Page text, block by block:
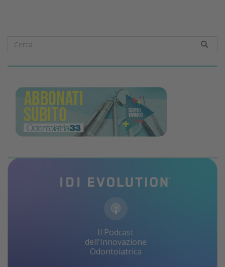
Il Podcast
dell'Innovazione
Odontoiatrica